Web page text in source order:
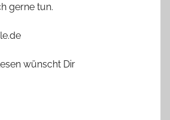
gerne tun.
wünscht Dir